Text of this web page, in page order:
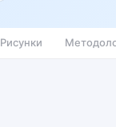
Рисунки